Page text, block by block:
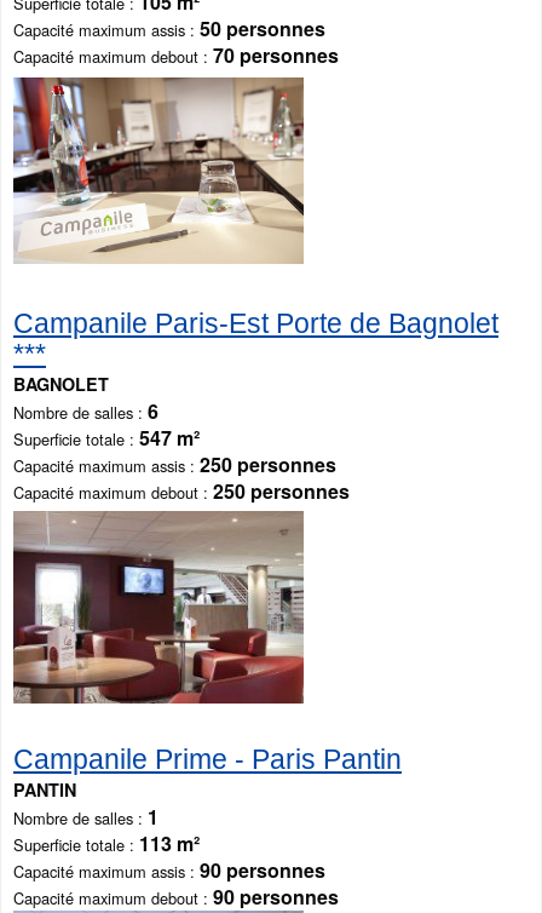
Capacité maximum assis 50 personnes
Capacité maximum debout 70 personnes
Campanile Paris-Est Porte de Bagnolet
***
BAGNOLET
Nombre de salles 6
Superficie totale 547 m²
Capacité maximum assis 250 personnes
Capacité maximum debout 250 personnes
Campanile Prime - Paris Pantin
PANTIN
Nombre de salles 1
Superficie totale 113 m²
Capacité maximum assis 90 personnes
Capacité maximum debout 90 personnes